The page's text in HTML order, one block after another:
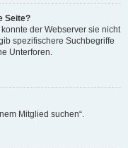
Seite?
der Webserver sie nicht
spezifischere Suchbegriffe
Unterforen.
Mitglied suchen“.